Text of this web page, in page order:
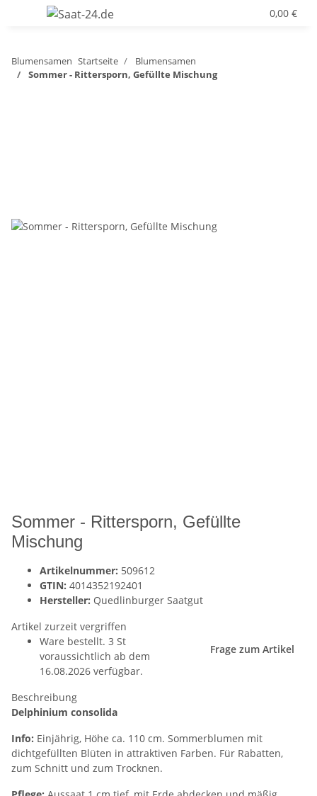
0,00 €
Blumensamen Startseite
Blumensamen
Sommer - Rittersporn, Gefüllte Mischung
Sommer - Rittersporn, Gefüllte
Mischung
Artikelnummer: 509612
GTIN: 4014352192401
Hersteller: Quedlinburger Saatgut
Artikel zurzeit vergriffen
Ware bestellt. 3 St
voraussichtlich ab dem
16.08.2026 verfügbar.
Frage zum Artikel
Beschreibung
Delphinium consolida
Info: Einjährig, Höhe ca. 110 cm. Sommerblumen mit
dichtgefüllten Blüten in attraktiven Farben. Für Rabatten,
zum Schnitt und zum Trocknen.